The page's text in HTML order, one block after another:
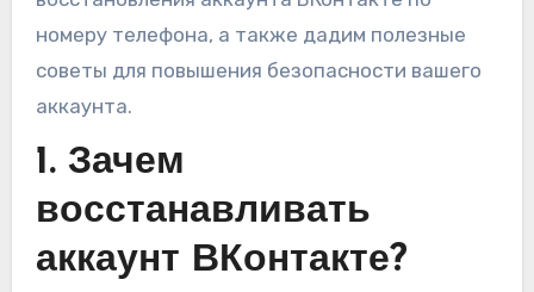
номеру телефона, а также дадим полезные
советы для повышения безопасности вашего
аккаунта.
1. Зачем
восстанавливать
аккаунт ВКонтакте?